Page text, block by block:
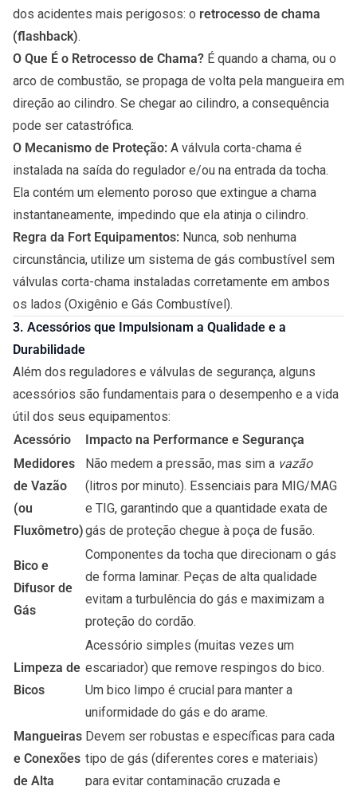
dos acidentes mais perigosos: o retrocesso de chama
(flashback).
O Que É o Retrocesso de Chama? É quando a chama, ou o
arco de combustão, se propaga de volta pela mangueira em
direção ao cilindro. Se chegar ao cilindro, a consequência
pode ser catastrófica.
O Mecanismo de Proteção: A válvula corta-chama é
instalada na saída do regulador e/ou na entrada da tocha.
Ela contém um elemento poroso que extingue a chama
instantaneamente, impedindo que ela atinja o cilindro.
Regra da Fort Equipamentos: Nunca, sob nenhuma
circunstância, utilize um sistema de gás combustível sem
válvulas corta-chama instaladas corretamente em ambos
os lados (Oxigênio e Gás Combustível).
3. Acessórios que Impulsionam a Qualidade e a
Durabilidade
Além dos reguladores e válvulas de segurança, alguns
acessórios são fundamentais para o desempenho e a vida
útil dos seus equipamentos:
Acessório
Impacto na Performance e Segurança
Medidores
de Vazão
(ou
Fluxômetro)
Não medem a pressão, mas sim a vazão
(litros por minuto). Essenciais para MIG/MAG
e TIG, garantindo que a quantidade exata de
gás de proteção chegue à poça de fusão.
Bico e
Difusor de
Gás
Componentes da tocha que direcionam o gás
de forma laminar. Peças de alta qualidade
evitam a turbulência do gás e maximizam a
proteção do cordão.
Limpeza de
Bicos
Acessório simples (muitas vezes um
escariador) que remove respingos do bico.
Um bico limpo é crucial para manter a
uniformidade do gás e do arame.
Mangueiras
e Conexões
de Alta
Devem ser robustas e específicas para cada
tipo de gás (diferentes cores e materiais)
para evitar contaminação cruzada e